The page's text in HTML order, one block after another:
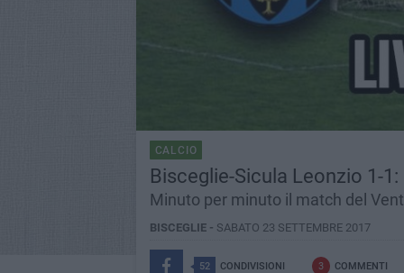
CALCIO
Bisceglie-Sicula Leonzio 1-
Minuto per minuto il match del
BISCEGLIE - SABATO 23 SETTEMBRE 2017
52 CONDIVISIONI 3 COMMENTI